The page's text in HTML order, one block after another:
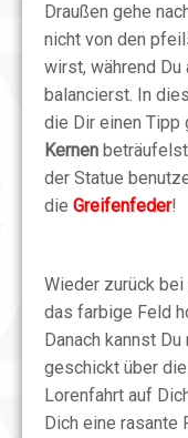
Draußen gehe
nicht von den
wirst, während Du
balancierst. In
die Dir einen Tipp
Kernen
der Statue
die Greifenfeder!
Wieder zurück
das farbige Feld
Danach kannst
geschickt über
Lorenfahrt auf
Dich eine rasante